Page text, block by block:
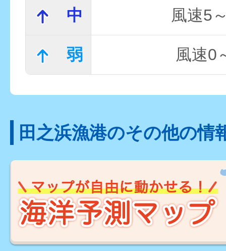
中 風速5
弱 風速0
田之浜漁港のその他の情